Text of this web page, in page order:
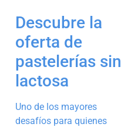
Descubre la
oferta de
pastelerías sin
lactosa
Uno de los mayores
desafíos para quienes